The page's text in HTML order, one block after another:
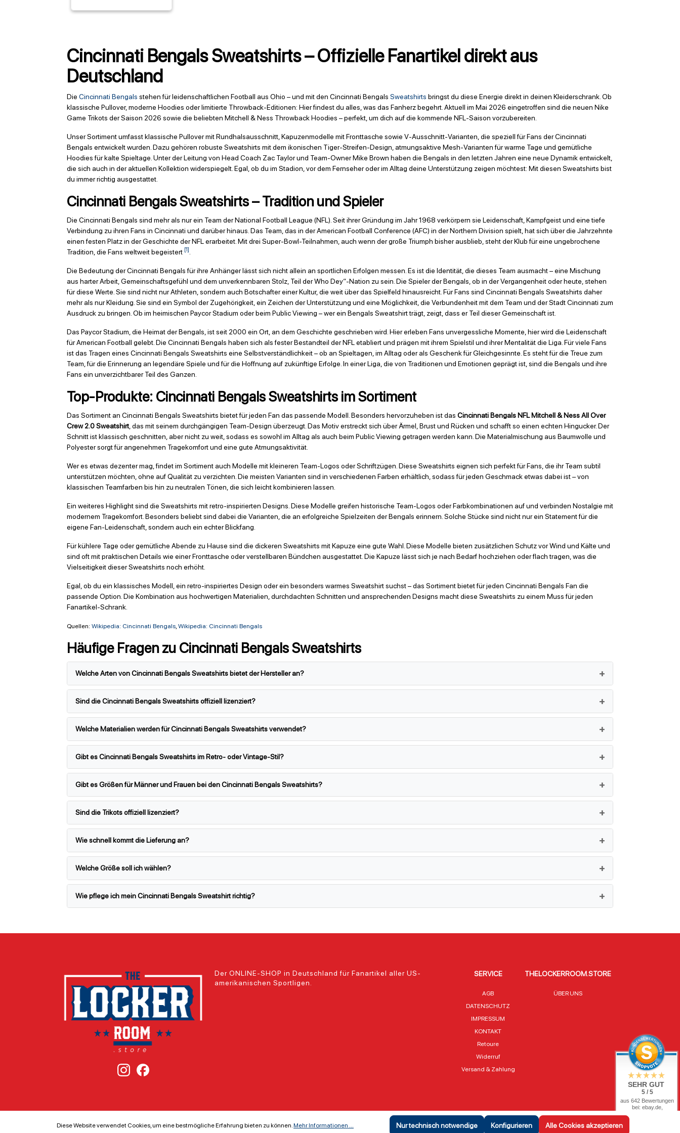
Cincinnati Bengals Sweatshirts – Offizielle Fanartikel direkt aus
Deutschland
Die Cincinnati Bengals stehen für leidenschaftlichen Football aus Ohio – und mit den Cincinnati Bengals Sweatshirts bringst du diese Energie direkt in deinen Kleiderschrank. Ob
klassische Pullover, moderne Hoodies oder limitierte Throwback-Editionen: Hier findest du alles, was das Fanherz begehrt. Aktuell im Mai 2026 eingetroffen sind die neuen Nike
Game Trikots der Saison 2026 sowie die beliebten Mitchell & Ness Throwback Hoodies – perfekt, um dich auf die kommende NFL-Saison vorzubereiten.
Unser Sortiment umfasst klassische Pullover mit Rundhalsausschnitt, Kapuzenmodelle mit Fronttasche sowie V-Ausschnitt-Varianten, die speziell für Fans der Cincinnati
Bengals entwickelt wurden. Dazu gehören robuste Sweatshirts mit dem ikonischen Tiger-Streifen-Design, atmungsaktive Mesh-Varianten für warme Tage und gemütliche
Hoodies für kalte Spieltage. Unter der Leitung von Head Coach Zac Taylor und Team-Owner Mike Brown haben die Bengals in den letzten Jahren eine neue Dynamik entwickelt,
die sich auch in der aktuellen Kollektion widerspiegelt. Egal, ob du im Stadion, vor dem Fernseher oder im Alltag deine Unterstützung zeigen möchtest: Mit diesen Sweatshirts bist
du immer richtig ausgestattet.
Cincinnati Bengals Sweatshirts – Tradition und Spieler
Die Cincinnati Bengals sind mehr als nur ein Team der National Football League (NFL). Seit ihrer Gründung im Jahr 1968 verkörpern sie Leidenschaft, Kampfgeist und eine tiefe
Verbindung zu ihren Fans in Cincinnati und darüber hinaus. Das Team, das in der American Football Conference (AFC) in der Northern Division spielt, hat sich über die Jahrzehnte
einen festen Platz in der Geschichte der NFL erarbeitet. Mit drei Super-Bowl-Teilnahmen, auch wenn der große Triumph bisher ausblieb, steht der Klub für eine ungebrochene
Tradition, die Fans weltweit begeistert [1]
Die Bedeutung der Cincinnati Bengals für ihre Anhänger lässt sich nicht allein an sportlichen Erfolgen messen. Es ist die Identität, die dieses Team ausmacht – eine Mischung
aus harter Arbeit, Gemeinschaftsgefühl und dem unverkennbaren Stolz, Teil der Who Dey“-Nation zu sein. Die Spieler der Bengals, ob in der Vergangenheit oder heute, stehen
für diese Werte. Sie sind nicht nur Athleten, sondern auch Botschafter einer Kultur, die weit über das Spielfeld hinausreicht. Für Fans sind Cincinnati Bengals Sweatshirts daher
mehr als nur Kleidung. Sie sind ein Symbol der Zugehörigkeit, ein Zeichen der Unterstützung und eine Möglichkeit, die Verbundenheit mit dem Team und der Stadt Cincinnati zum
Ausdruck zu bringen. Ob im heimischen Paycor Stadium oder beim Public Viewing – wer ein Bengals Sweatshirt trägt, zeigt, dass er Teil dieser Gemeinschaft ist.
Das Paycor Stadium, die Heimat der Bengals, ist seit 2000 ein Ort, an dem Geschichte geschrieben wird. Hier erleben Fans unvergessliche Momente, hier wird die Leidenschaft
für American Football gelebt. Die Cincinnati Bengals haben sich als fester Bestandteil der NFL etabliert und prägen mit ihrem Spielstil und ihrer Mentalität die Liga. Für viele Fans
ist das Tragen eines Cincinnati Bengals Sweatshirts eine Selbstverständlichkeit – ob an Spieltagen, im Alltag oder als Geschenk für Gleichgesinnte. Es steht für die Treue zum
Team, für die Erinnerung an legendäre Spiele und für die Hoffnung auf zukünftige Erfolge. In einer Liga, die von Traditionen und Emotionen geprägt ist, sind die Bengals und ihre
Fans ein unverzichtbarer Teil des Ganzen.
Top-Produkte: Cincinnati Bengals Sweatshirts im Sortiment
Das Sortiment an Cincinnati Bengals Sweatshirts bietet für jeden Fan das passende Modell. Besonders hervorzuheben ist das Cincinnati Bengals NFL Mitchell & Ness All Over
Crew 2.0 Sweatshirt , das mit seinem durchgängigen Team-Design überzeugt. Das Motiv erstreckt sich über Ärmel, Brust und Rücken und schafft so einen echten Hingucker. Der
Schnitt ist klassisch geschnitten, aber nicht zu weit, sodass es sowohl im Alltag als auch beim Public Viewing getragen werden kann. Die Materialmischung aus Baumwolle und
Polyester sorgt für angenehmen Tragekomfort und eine gute Atmungsaktivität.
Wer es etwas dezenter mag, findet im Sortiment auch Modelle mit kleineren Team-Logos oder Schriftzügen. Diese Sweatshirts eignen sich perfekt für Fans, die ihr Team subtil
unterstützen möchten, ohne auf Qualität zu verzichten. Die meisten Varianten sind in verschiedenen Farben erhältlich, sodass für jeden Geschmack etwas dabei ist – von
klassischen Teamfarben bis hin zu neutralen Tönen, die sich leicht kombinieren lassen.
Ein weiteres Highlight sind die Sweatshirts mit retro-inspirierten Designs. Diese Modelle greifen historische Team-Logos oder Farbkombinationen auf und verbinden Nostalgie mit
modernem Tragekomfort. Besonders beliebt sind dabei die Varianten, die an erfolgreiche Spielzeiten der Bengals erinnern. Solche Stücke sind nicht nur ein Statement für die
eigene Fan-Leidenschaft, sondern auch ein echter Blickfang.
Für kühlere Tage oder gemütliche Abende zu Hause sind die dickeren Sweatshirts mit Kapuze eine gute Wahl. Diese Modelle bieten zusätzlichen Schutz vor Wind und Kälte und
sind oft mit praktischen Details wie einer Fronttasche oder verstellbaren Bündchen ausgestattet. Die Kapuze lässt sich je nach Bedarf hochziehen oder flach tragen, was die
Vielseitigkeit dieser Sweatshirts noch erhöht.
Egal, ob du ein klassisches Modell, ein retro-inspiriertes Design oder ein besonders warmes Sweatshirt suchst – das Sortiment bietet für jeden Cincinnati Bengals Fan die
passende Option. Die Kombination aus hochwertigen Materialien, durchdachten Schnitten und ansprechenden Designs macht diese Sweatshirts zu einem Muss für jeden
Fanartikel-Schrank.
Quellen: Wikipedia: Cincinnati Bengals Wikipedia: Cincinnati Bengals
Häufige Fragen zu Cincinnati Bengals Sweatshirts
Welche Arten von Cincinnati Bengals Sweatshirts bietet der Hersteller an?
Sind die Cincinnati Bengals Sweatshirts offiziell lizenziert?
Welche Materialien werden für Cincinnati Bengals Sweatshirts verwendet?
Gibt es Cincinnati Bengals Sweatshirts im Retro- oder Vintage-Stil?
Gibt es Größen für Männer und Frauen bei den Cincinnati Bengals Sweatshirts?
Sind die Trikots offiziell lizenziert?
Wie schnell kommt die Lieferung an?
Welche Größe soll ich wählen?
Wie pflege ich mein Cincinnati Bengals Sweatshirt richtig?
Der ONLINE-SHOP in Deutschland für Fanartikel aller US-
amerikanischen Sportligen.
SERVICE
AGB
DATENSCHUTZ
IMPRESSUM
KONTAKT
Retoure
Widerruf
Versand & Zahlung
THELOCKERROOM.STORE
ÜBER UNS
Diese Website verwendet Cookies, um eine bestmögliche Erfahrung bieten zu können.Mehr Informationen ... Nur technisch notwendige Konfigurieren Alle Cookies akzeptieren
SEHR GUT
5 / 5
aus 642 Bewertungen
bei: ebay.de,